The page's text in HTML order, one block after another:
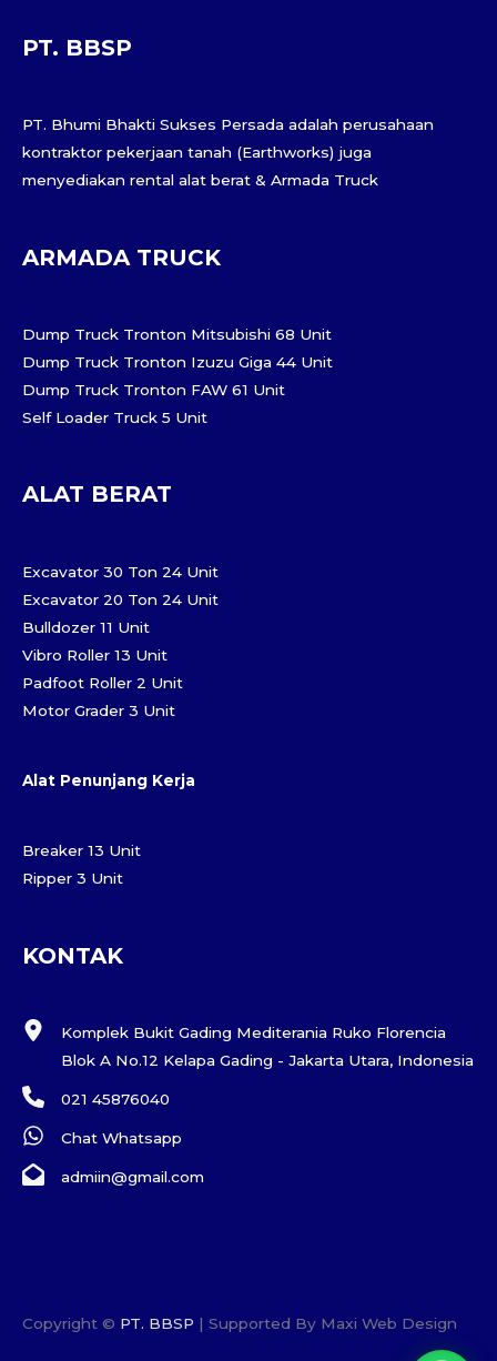
PT. BBSP
PT. Bhumi Bhakti Sukses Persada adalah perusahaan
kontraktor pekerjaan tanah (Earthworks) juga
menyediakan rental alat berat & Armada Truck
ARMADA TRUCK
Dump Truck Tronton Mitsubishi 68 Unit
Dump Truck Tronton Izuzu Giga 44 Unit
Dump Truck Tronton FAW 61 Unit
Self Loader Truck 5 Unit
ALAT BERAT
Excavator 30 Ton 24 Unit
Excavator 20 Ton 24 Unit
Bulldozer 11 Unit
Vibro Roller 13 Unit
Padfoot Roller 2 Unit
Motor Grader 3 Unit
Alat Penunjang Kerja
Breaker 13 Unit
Ripper 3 Unit
KONTAK
Komplek Bukit Gading Mediterania Ruko Florencia
Blok A No.12 Kelapa Gading - Jakarta Utara, Indonesia
021 45876040
Chat Whatsapp
admiin@gmail.com
Copyright © PT. BBSP | Supported By Maxi Web Design